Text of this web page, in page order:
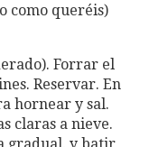
como queréis)
Forrar el
Reservar. En
hornear y sal.
claras a nieve.